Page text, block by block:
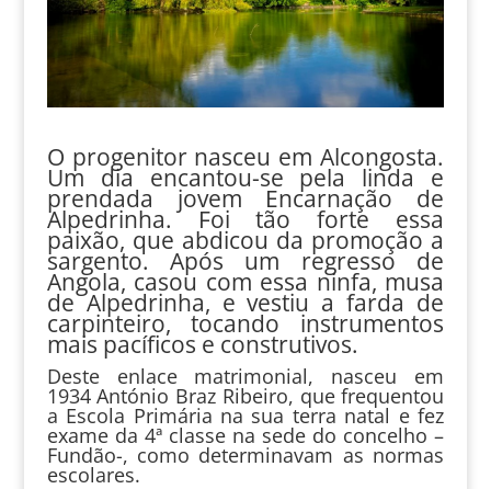
O progenitor nasceu em Alcongosta.
Um dia encantou-se pela linda e
prendada jovem Encarnação de
Alpedrinha. Foi tão forte essa
paixão, que abdicou da promoção a
sargento. Após um regresso de
Angola, casou com essa ninfa, musa
de Alpedrinha, e vestiu a farda de
carpinteiro, tocando instrumentos
mais pacíficos e construtivos.
Deste enlace matrimonial, nasceu em
1934 António Braz Ribeiro, que frequentou
a Escola Primária na sua terra natal e fez
exame da 4ª classe na sede do concelho –
Fundão-, como determinavam as normas
escolares.